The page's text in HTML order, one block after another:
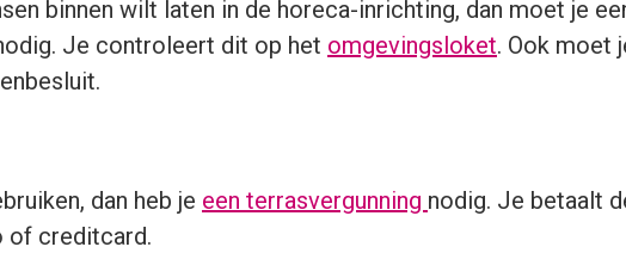
binnen wilt laten in de horeca-inrichting, dan moet je
Je controleert dit op het omgevingsloket. Ook moet
dan heb je een terrasvergunning nodig. Je betaalt
of creditcard.